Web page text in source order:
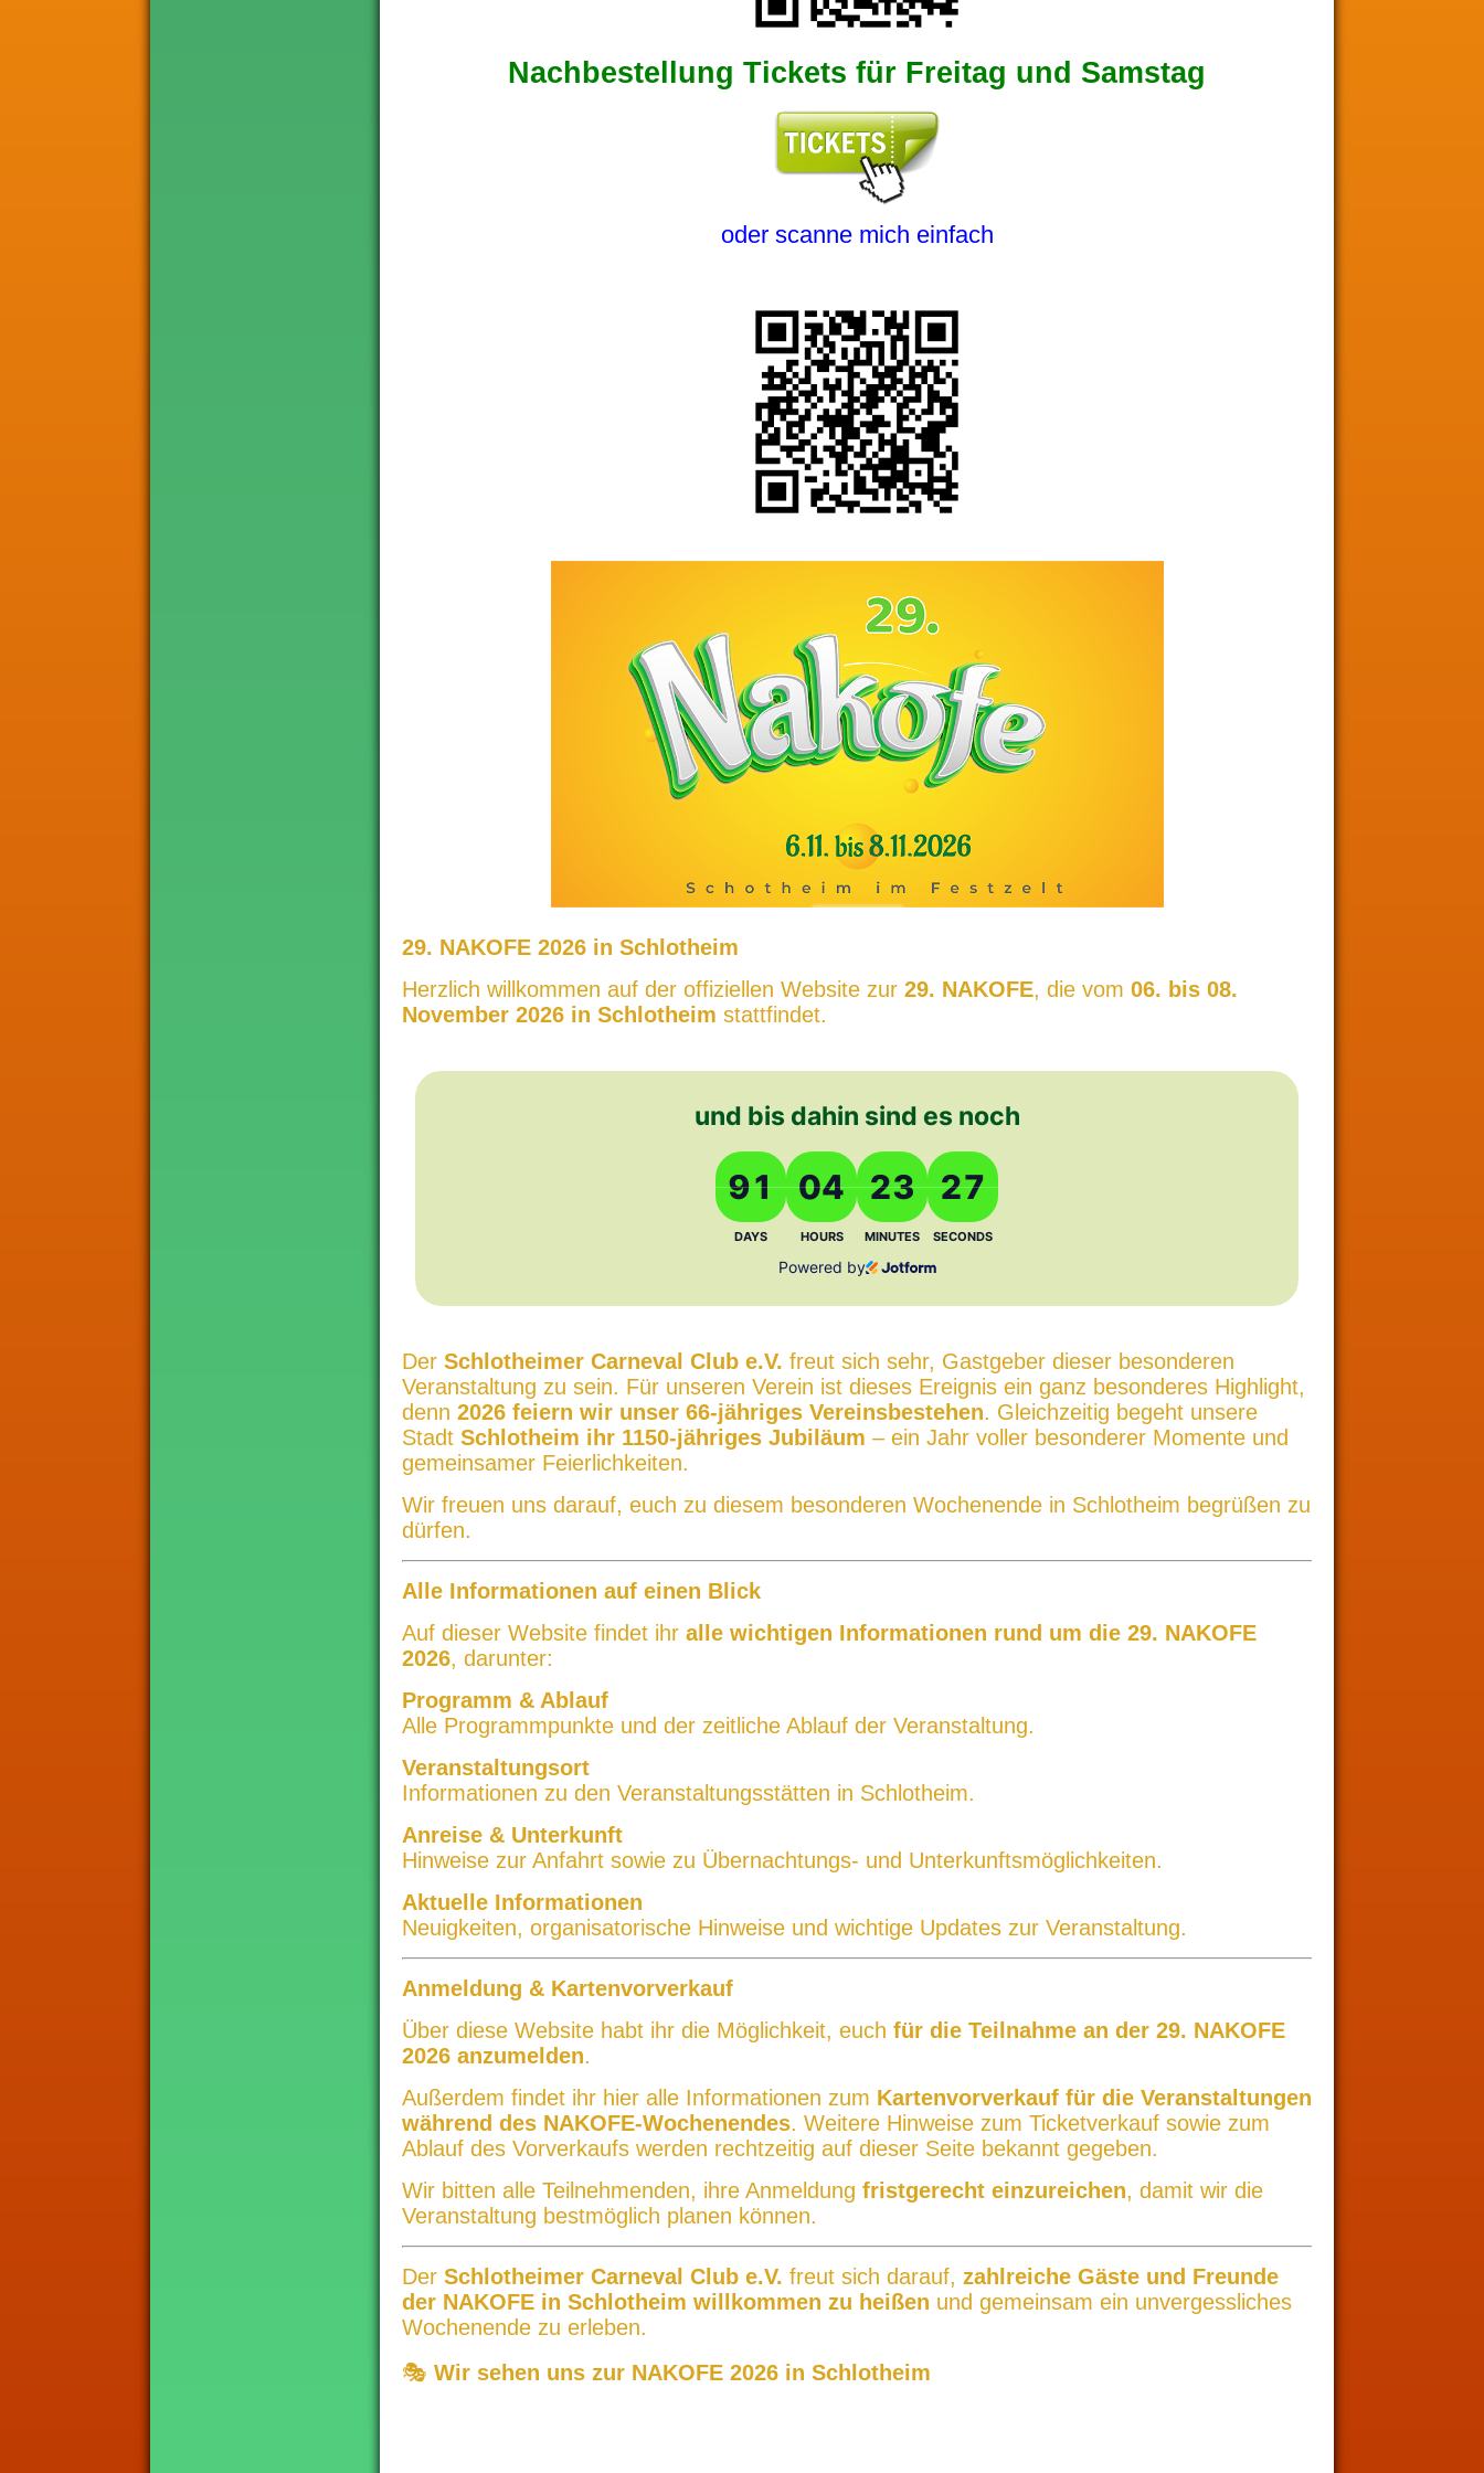
Nachbestellung Tickets für Freitag und Samstag
oder scanne mich einfach
29. NAKOFE 2026 in Schlotheim
Herzlich willkommen auf der offiziellen Website zur 29. NAKOFE, die vom 06. bis 08.
November 2026 in Schlotheim stattfindet.
und bis dahin sind es noch
91
DAYS
04
HOURS
23
MINUTES
27
26
SECONDS
Powered by
Der Schlotheimer Carneval Club e.V. freut sich sehr, Gastgeber dieser besonderen
Veranstaltung zu sein. Für unseren Verein ist dieses Ereignis ein ganz besonderes Highlight,
denn 2026 feiern wir unser 66-jähriges Vereinsbestehen. Gleichzeitig begeht unsere
Stadt Schlotheim ihr 1150-jähriges Jubiläum – ein Jahr voller besonderer Momente und
gemeinsamer Feierlichkeiten.
Wir freuen uns darauf, euch zu diesem besonderen Wochenende in Schlotheim begrüßen zu
dürfen.
Alle Informationen auf einen Blick
Auf dieser Website findet ihr alle wichtigen Informationen rund um die 29. NAKOFE
2026, darunter:
Programm & Ablauf
Alle Programmpunkte und der zeitliche Ablauf der Veranstaltung.
Veranstaltungsort
Informationen zu den Veranstaltungsstätten in Schlotheim.
Anreise & Unterkunft
Hinweise zur Anfahrt sowie zu Übernachtungs- und Unterkunftsmöglichkeiten.
Aktuelle Informationen
Neuigkeiten, organisatorische Hinweise und wichtige Updates zur Veranstaltung.
Anmeldung & Kartenvorverkauf
Über diese Website habt ihr die Möglichkeit, euch für die Teilnahme an der 29. NAKOFE
2026 anzumelden.
Außerdem findet ihr hier alle Informationen zum Kartenvorverkauf für die Veranstaltungen
während des NAKOFE-Wochenendes. Weitere Hinweise zum Ticketverkauf sowie zum
Ablauf des Vorverkaufs werden rechtzeitig auf dieser Seite bekannt gegeben.
Wir bitten alle Teilnehmenden, ihre Anmeldung fristgerecht einzureichen, damit wir die
Veranstaltung bestmöglich planen können.
Der Schlotheimer Carneval Club e.V. freut sich darauf, zahlreiche Gäste und Freunde
der NAKOFE in Schlotheim willkommen zu heißen und gemeinsam ein unvergessliches
Wochenende zu erleben.
🎭 Wir sehen uns zur NAKOFE 2026 in Schlotheim